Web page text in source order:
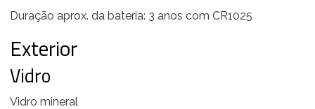
Duração aprox. da bateria: 3 anos com CR1025
Exterior
Vidro
Vidro mineral